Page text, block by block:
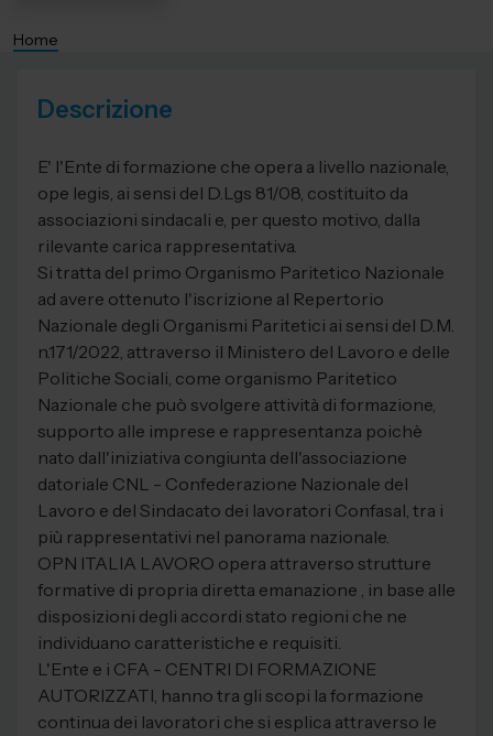
Home
Descrizione
E' l'Ente di formazione che opera a livello nazionale,
ope legis, ai sensi del D.Lgs 81/08, costituito da
associazioni sindacali e, per questo motivo, dalla
rilevante carica rappresentativa.
Si tratta del primo Organismo Paritetico Nazionale
ad avere ottenuto l'iscrizione al Repertorio
Nazionale degli Organismi Paritetici ai sensi del D.M.
n.171/2022, attraverso il Ministero del Lavoro e delle
Politiche Sociali, come organismo Paritetico
Nazionale che può svolgere attività di formazione,
supporto alle imprese e rappresentanza poichè
nato dall'iniziativa congiunta dell'associazione
datoriale CNL - Confederazione Nazionale del
Lavoro e del Sindacato dei lavoratori Confasal, tra i
più rappresentativi nel panorama nazionale.
OPN ITALIA LAVORO opera attraverso strutture
formative di propria diretta emanazione , in base alle
disposizioni degli accordi stato regioni che ne
individuano caratteristiche e requisiti.
L'Ente e i CFA - CENTRI DI FORMAZIONE
AUTORIZZATI, hanno tra gli scopi la formazione
continua dei lavoratori che si esplica attraverso le